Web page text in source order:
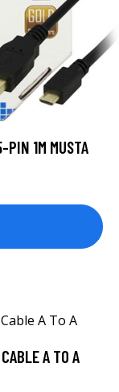
PIN 1M MUSTA
A TO A